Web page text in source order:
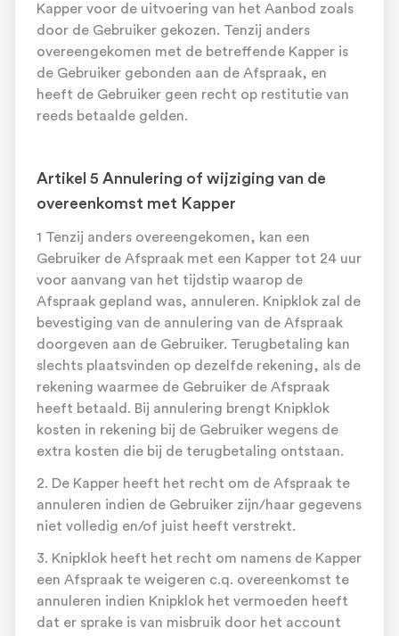
Kapper voor de uitvoering van het Aanbod zoals
door de Gebruiker gekozen. Tenzij anders
overeengekomen met de betreffende Kapper is
de Gebruiker gebonden aan de Afspraak, en
heeft de Gebruiker geen recht op restitutie van
reeds betaalde gelden.
Artikel 5 Annulering of wijziging van de
overeenkomst met Kapper
1 Tenzij anders overeengekomen, kan een
Gebruiker de Afspraak met een Kapper tot 24 uur
voor aanvang van het tijdstip waarop de
Afspraak gepland was, annuleren. Knipklok zal de
bevestiging van de annulering van de Afspraak
doorgeven aan de Gebruiker. Terugbetaling kan
slechts plaatsvinden op dezelfde rekening, als de
rekening waarmee de Gebruiker de Afspraak
heeft betaald. Bij annulering brengt Knipklok
kosten in rekening bij de Gebruiker wegens de
extra kosten die bij de terugbetaling ontstaan.
2. De Kapper heeft het recht om de Afspraak te
annuleren indien de Gebruiker zijn/haar gegevens
niet volledig en/of juist heeft verstrekt.
3. Knipklok heeft het recht om namens de Kapper
een Afspraak te weigeren c.q. overeenkomst te
annuleren indien Knipklok het vermoeden heeft
dat er sprake is van misbruik door het account